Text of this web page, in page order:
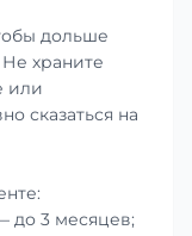
дольше
Не храните
или
сказаться на
до 3 месяцев;